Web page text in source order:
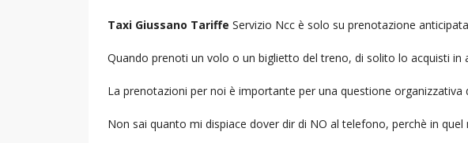
Taxi Giussano Tariffe Servizio Ncc è solo su prenotazione
Quando prenoti un volo o un biglietto del treno, di solito lo acquisti
La prenotazioni per noi è importante per una questione organizzativa
Non sai quanto mi dispiace dover dir di NO al telefono, perchè in